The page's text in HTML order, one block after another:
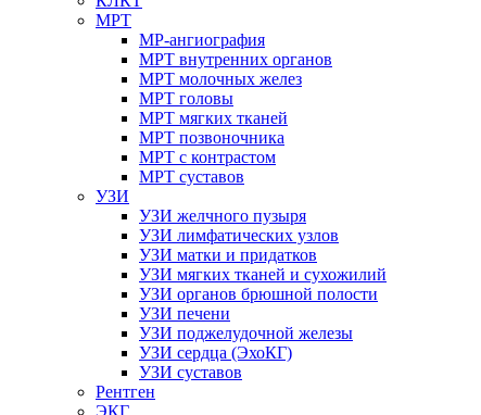
МРТ
МР-ангиография
МРТ внутренних органов
МРТ молочных желез
МРТ головы
МРТ мягких тканей
МРТ позвоночника
МРТ с контрастом
МРТ суставов
УЗИ
УЗИ желчного пузыря
УЗИ лимфатических узлов
УЗИ матки и придатков
УЗИ мягких тканей и сухожилий
УЗИ органов брюшной полости
УЗИ печени
УЗИ поджелудочной железы
УЗИ сердца (ЭхоКГ)
УЗИ суставов
Рентген
ЭКГ